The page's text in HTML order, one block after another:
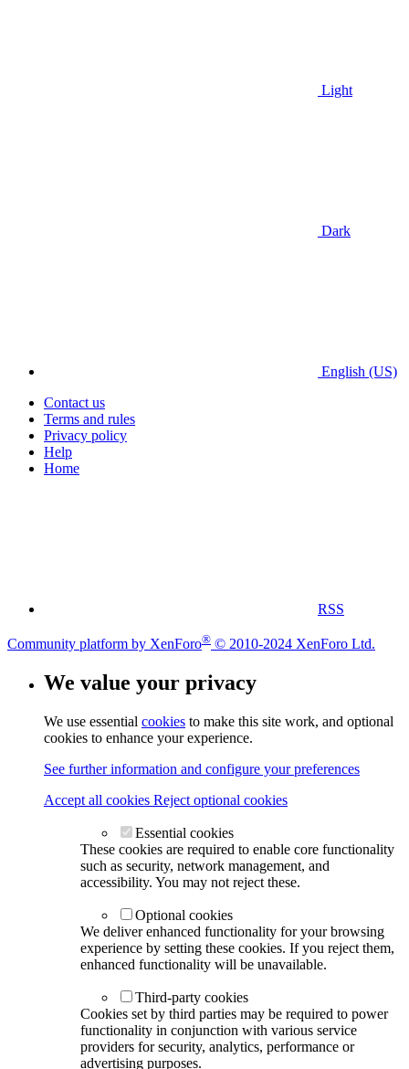
Light
Dark
English (US)
Contact us
Terms and rules
Privacy policy
Help
Home
RSS
Community platform by XenForo® © 2010-2024 XenForo Ltd.
We value your privacy
We use essential cookies to make this site work, and optional
cookies to enhance your experience.
See further information and configure your preferences
Accept all cookies Reject optional cookies
Essential cookies
These cookies are required to enable core functionality
such as security, network management, and
accessibility. You may not reject these.
Optional cookies
We deliver enhanced functionality for your browsing
experience by setting these cookies. If you reject them,
enhanced functionality will be unavailable.
Third-party cookies
Cookies set by third parties may be required to power
functionality in conjunction with various service
providers for security, analytics, performance or
advertising purposes.